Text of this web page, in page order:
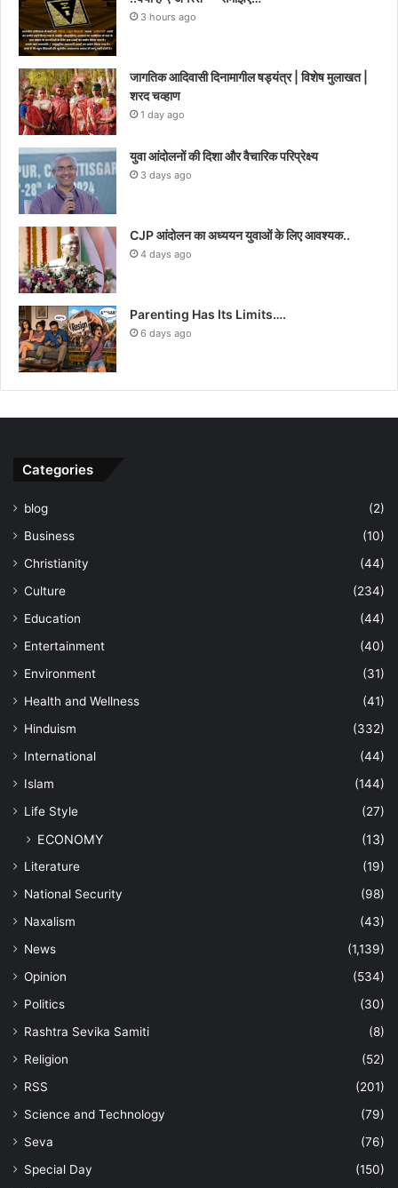
3 hours ago
जागतिक आदिवासी दिनामागील षड्यंत्र | विशेष मुलाखत |
शरद चव्हाण
1 day ago
युवा आंदोलनों की दिशा और वैचारिक परिप्रेक्ष्य
3 days ago
CJP आंदोलन का अध्ययन युवाओं के लिए आवश्यक..
4 days ago
Parenting Has Its Limits….
6 days ago
Categories
blog
(2)
Business
(10)
Christianity
(44)
Culture
(234)
Education
(44)
Entertainment
(40)
Environment
(31)
Health and Wellness
(41)
Hinduism
(332)
International
(44)
Islam
(144)
Life Style
(27)
ECONOMY (13)
Literature
(19)
National Security
(98)
Naxalism
(43)
News
(1,139)
Opinion
(534)
Politics
(30)
Rashtra Sevika Samiti
(8)
Religion
(52)
RSS
(201)
Science and Technology
(79)
Seva
(76)
Special Day
(150)